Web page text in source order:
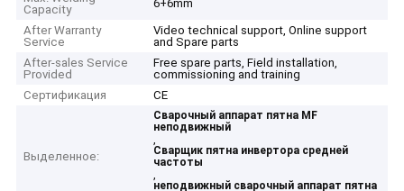
Capacity
6+6mm
After Warranty
Service
Video technical support, Online support
and Spare parts
After-sales Service
Provided
Free spare parts, Field installation,
commissioning and training
Сертификация
CE
Выделенное:
Сварочный аппарат пятна MF
неподвижный
,
Сварщик пятна инвертора средней
частоты
,
неподвижный сварочный аппарат пятна